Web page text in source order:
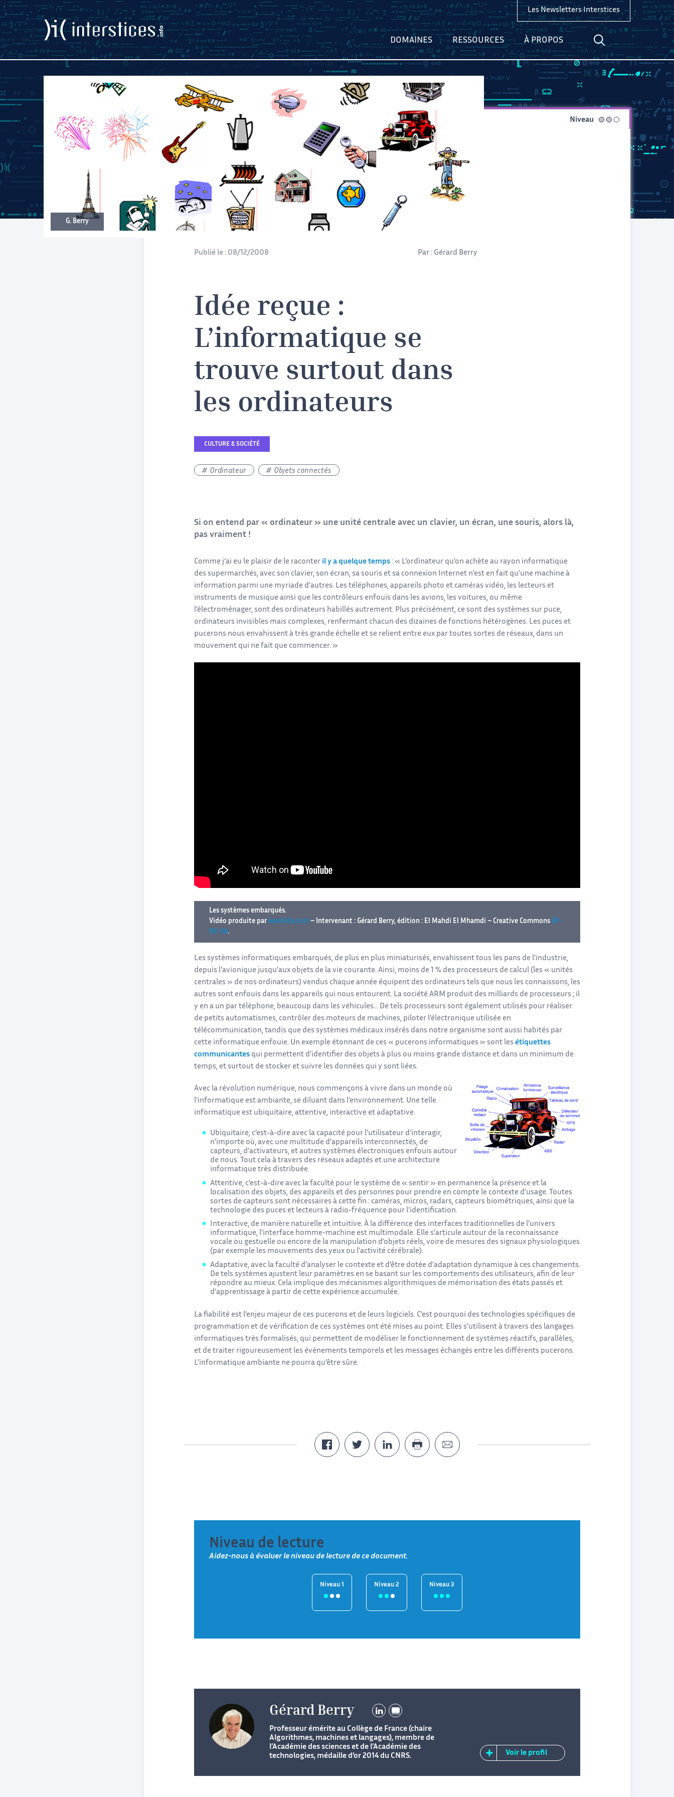
DOMAINES RESSOURCES À PROPOS
Les Newsletters Interstices
G. Berry
Publié le : 08/12/2008 Par : Gérard Berry
Niveau intermédiaire
Idée reçue :
L’informatique se
trouve surtout dans
les ordinateurs
CULTURE & SOCIÉTÉ
Ordinateur Objets connectés
Si on entend par « ordinateur » une unité centrale avec un clavier, un écran, une souris, alors là,
pas vraiment !
Comme j’ai eu le plaisir de le raconter il y a quelque temps : « L’ordinateur qu’on achète au rayon informatique
des supermarchés, avec son clavier, son écran, sa souris et sa connexion Internet n’est en fait qu’une machine à
information parmi une myriade d’autres. Les téléphones, appareils photo et caméras vidéo, les lecteurs et
instruments de musique ainsi que les contrôleurs enfouis dans les avions, les voitures, ou même
l’électroménager, sont des ordinateurs habillés autrement. Plus précisément, ce sont des systèmes sur puce,
ordinateurs invisibles mais complexes, renfermant chacun des dizaines de fonctions hétérogènes. Les puces et
pucerons nous envahissent à très grande échelle et se relient entre eux par toutes sortes de réseaux, dans un
mouvement qui ne fait que commencer. »
Les systèmes embarqués.
Vidéo produite par wandida.com – Intervenant : Gérard Berry, édition : El Mahdi El Mhamdi – Creative Commons BY-
NC-SA.
Les systèmes informatiques embarqués, de plus en plus miniaturisés, envahissent tous les pans de l’industrie,
depuis l’avionique jusqu’aux objets de la vie courante. Ainsi, moins de 1 % des processeurs de calcul (les « unités
centrales » de nos ordinateurs) vendus chaque année équipent des ordinateurs tels que nous les connaissons, les
autres sont enfouis dans les appareils qui nous entourent. La société ARM produit des milliards de processeurs ; il
y en a un par téléphone, beaucoup dans les véhicules… De tels processeurs sont également utilisés pour réaliser
de petits automatismes, contrôler des moteurs de machines, piloter l’électronique utilisée en
télécommunication, tandis que des systèmes médicaux insérés dans notre organisme sont aussi habités par
cette informatique enfouie. Un exemple étonnant de ces « pucerons informatiques » sont les étiquettes
communicantes qui permettent d’identifier des objets à plus ou moins grande distance et dans un minimum de
temps, et surtout de stocker et suivre les données qui y sont liées.
Avec la révolution numérique, nous commençons à vivre dans un monde où
l’informatique est ambiante, se diluant dans l’environnement. Une telle
informatique est ubiquitaire, attentive, interactive et adaptative.
Ubiquitaire, c’est-à-dire avec la capacité pour l’utilisateur d’interagir,
n’importe où, avec une multitude d’appareils interconnectés, de
capteurs, d’activateurs, et autres systèmes électroniques enfouis autour
de nous. Tout cela à travers des réseaux adaptés et une architecture
informatique très distribuée.
Attentive, c’est-à-dire avec la faculté pour le système de « sentir » en permanence la présence et la
localisation des objets, des appareils et des personnes pour prendre en compte le contexte d’usage. Toutes
sortes de capteurs sont nécessaires à cette fin : caméras, micros, radars, capteurs biométriques, ainsi que la
technologie des puces et lecteurs à radio-fréquence pour l’identification.
Interactive, de manière naturelle et intuitive. À la différence des interfaces traditionnelles de l’univers
informatique, l’interface homme-machine est multimodale. Elle s’articule autour de la reconnaissance
vocale ou gestuelle ou encore de la manipulation d’objets réels, voire de mesures des signaux physiologiques
(par exemple les mouvements des yeux ou l’activité cérébrale).
Adaptative, avec la faculté d’analyser le contexte et d’être dotée d’adaptation dynamique à ces changements.
De tels systèmes ajustent leur paramètres en se basant sur les comportements des utilisateurs, afin de leur
répondre au mieux. Cela implique des mécanismes algorithmiques de mémorisation des états passés et
d’apprentissage à partir de cette expérience accumulée.
La fiabilité est l’enjeu majeur de ces pucerons et de leurs logiciels. C’est pourquoi des technologies spécifiques de
programmation et de vérification de ces systèmes ont été mises au point. Elles s’utilisent à travers des langages
informatiques très formalisés, qui permettent de modéliser le fonctionnement de systèmes réactifs, parallèles,
et de traiter rigoureusement les événements temporels et les messages échangés entre les différents pucerons.
L’informatique ambiante ne pourra qu’être sûre.
Niveau de lecture
Aidez-nous à évaluer le niveau de lecture de ce document.
Niveau 1 Niveau 2 Niveau 3
Gérard Berry
Professeur émérite au Collège de France (chaire
Algorithmes, machines et langages), membre de
l’Académie des sciences et de l’Académie des
technologies, médaille d’or 2014 du CNRS.
Voir le profil